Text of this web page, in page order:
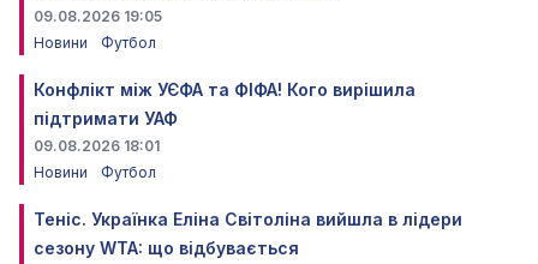
09.08.2026 19:05
Новини
Футбол
Конфлікт між УЄФА та ФІФА! Кого вирішила
підтримати УАФ
09.08.2026 18:01
Новини
Футбол
Теніс. Українка Еліна Світоліна вийшла в лідери
сезону WTA: що відбувається